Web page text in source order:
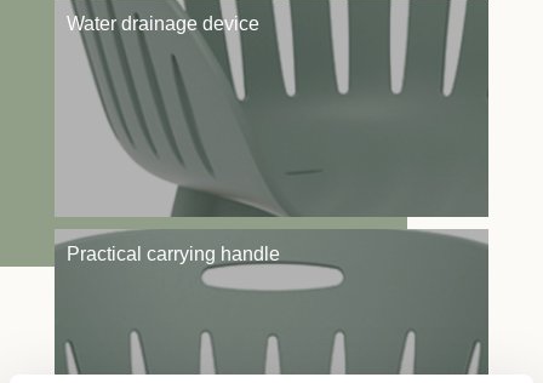
Water drainage device
Practical carrying handle